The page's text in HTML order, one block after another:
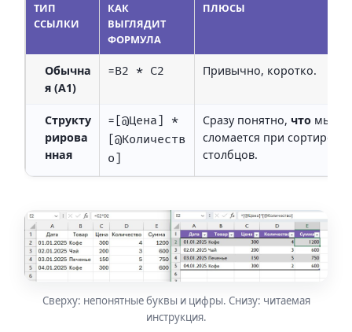
ТИП
ССЫЛКИ
КАК
ВЫГЛЯДИТ
ФОРМУЛА
ПЛЮСЫ
Обычна
я (A1)
=B2 * C2 Привычно, коротко.
Структу
рирова
нная
=[@Цена] *
[@Количеств
о]
Сразу понятно, что мы
сломается при
столбцов.
Сверху: непонятные буквы и цифры. Снизу: читаемая
инструкция.